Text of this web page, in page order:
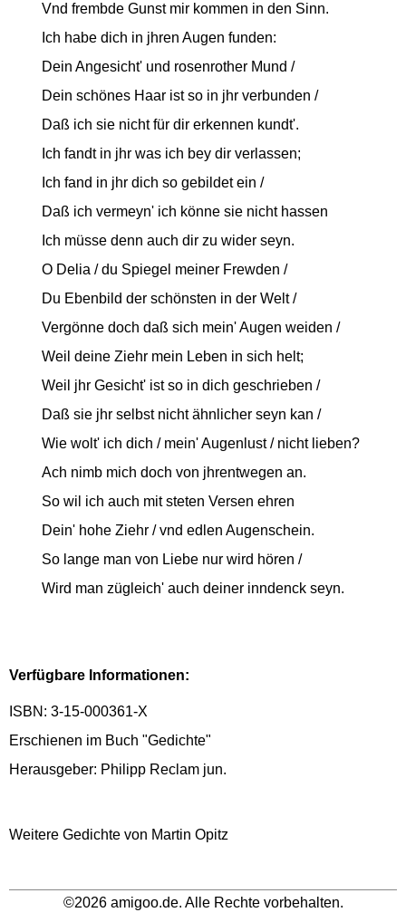
Vnd frembde Gunst mir kommen in den Sinn.
Ich habe dich in jhren Augen funden:
Dein Angesicht' und rosenrother Mund /
Dein schönes Haar ist so in jhr verbunden /
Daß ich sie nicht für dir erkennen kundt'.
Ich fandt in jhr was ich bey dir verlassen;
Ich fand in jhr dich so gebildet ein /
Daß ich vermeyn' ich könne sie nicht hassen
Ich müsse denn auch dir zu wider seyn.
O Delia / du Spiegel meiner Frewden /
Du Ebenbild der schönsten in der Welt /
Vergönne doch daß sich mein' Augen weiden /
Weil deine Ziehr mein Leben in sich helt;
Weil jhr Gesicht' ist so in dich geschrieben /
Daß sie jhr selbst nicht ähnlicher seyn kan /
Wie wolt' ich dich / mein' Augenlust / nicht lieben?
Ach nimb mich doch von jhrentwegen an.
So wil ich auch mit steten Versen ehren
Dein' hohe Ziehr / vnd edlen Augenschein.
So lange man von Liebe nur wird hören /
Wird man zügleich' auch deiner inndenck seyn.
Verfügbare Informationen:
ISBN: 3-15-000361-X
Erschienen im Buch "Gedichte"
Herausgeber: Philipp Reclam jun.
Weitere Gedichte von Martin Opitz
©2026 amigoo.de. Alle Rechte vorbehalten.